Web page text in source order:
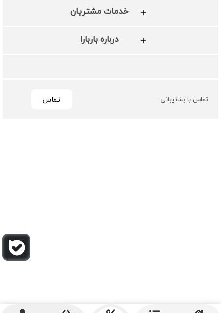
خدمات مشتریان
درباره باربارا
تماس با پشتیبانی تماس